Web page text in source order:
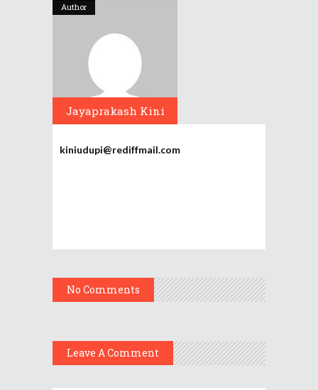
Author
Jayaprakash Kini
kiniudupi@rediffmail.com
No Comments
Leave A Comment